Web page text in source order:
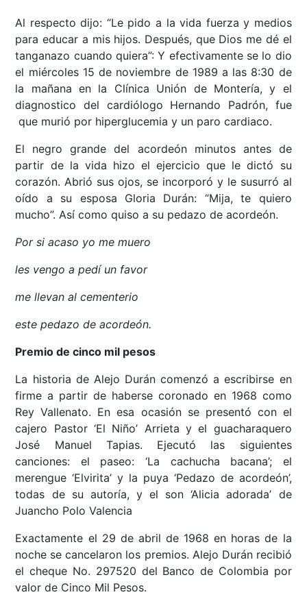
Al respecto dijo: “Le pido a la vida fuerza y medios
para educar a mis hijos. Después, que Dios me dé el
tanganazo cuando quiera”: Y efectivamente se lo dio
el miércoles 15 de noviembre de 1989 a las 8:30 de
la mañana en la Clínica Unión de Montería, y el
diagnostico del cardiólogo Hernando Padrón, fue
que murió por hiperglucemia y un paro cardiaco.
El negro grande del acordeón minutos antes de
partir de la vida hizo el ejercicio que le dictó su
corazón. Abrió sus ojos, se incorporó y le susurró al
oído a su esposa Gloria Durán: “Mija, te quiero
mucho”. Así como quiso a su pedazo de acordeón.
Por si acaso yo me muero
les vengo a pedí un favor
me llevan al cementerio
este pedazo de acordeón.
Premio de cinco mil pesos
La historia de Alejo Durán comenzó a escribirse en
firme a partir de haberse coronado en 1968 como
Rey Vallenato. En esa ocasión se presentó con el
cajero Pastor ‘El Niño’ Arrieta y el guacharaquero
José Manuel Tapias. Ejecutó las siguientes
canciones: el paseo: ‘La cachucha bacana’; el
merengue ‘Elvirita’ y la puya ‘Pedazo de acordeón’,
todas de su autoría, y el son ‘Alicia adorada’ de
Juancho Polo Valencia
Exactamente el 29 de abril de 1968 en horas de la
noche se cancelaron los premios. Alejo Durán recibió
el cheque No. 297520 del Banco de Colombia por
valor de Cinco Mil Pesos.